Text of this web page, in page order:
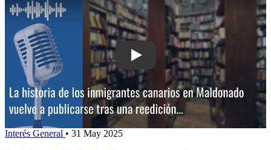
Play: La historia de los inmigrantes
Interés General • 31 May 2025